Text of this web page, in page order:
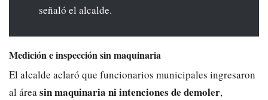
señaló el alcalde.
Medición e inspección sin maquinaria
El alcalde aclaró que funcionarios municipales ingresaron
al áreasin maquinaria ni intenciones de demoler,